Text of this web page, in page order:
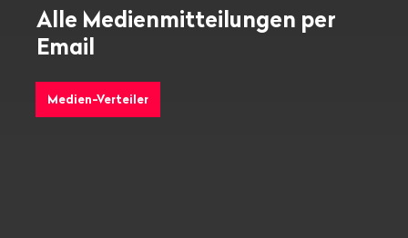
Alle Medienmitteilungen per
Email
Medien-Verteiler